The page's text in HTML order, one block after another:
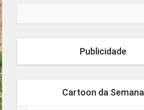
Publicidade
Cartoon da Semana